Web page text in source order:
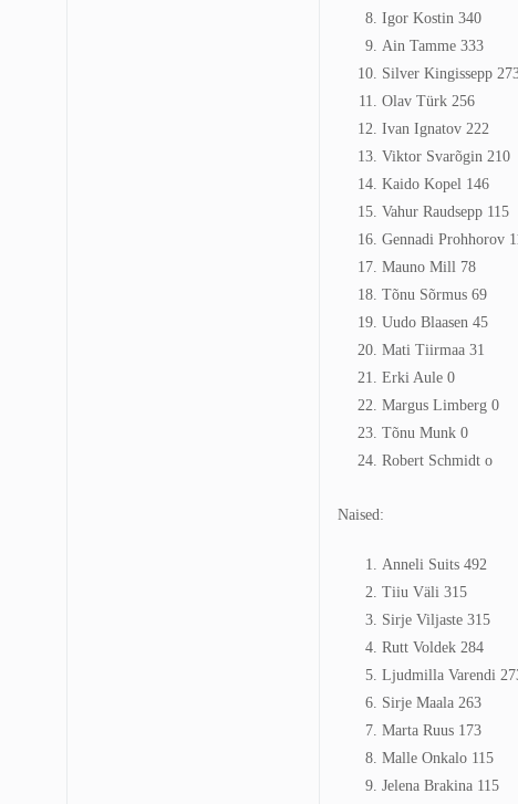
Igor Kostin 340
Ain Tamme 333
Silver Kingissepp
Olav Türk 256
Ivan Ignatov 222
Viktor Svarõgin 210
Kaido Kopel 146
Vahur Raudsepp 115
Gennadi Prohhorov
Mauno Mill 78
Tõnu Sõrmus 69
Uudo Blaasen 45
Mati Tiirmaa 31
Erki Aule 0
Margus Limberg 0
Tõnu Munk 0
Robert Schmidt o
Naised:
Anneli Suits 492
Tiiu Väli 315
Sirje Viljaste 315
Rutt Voldek 284
Ljudmilla Varendi
Sirje Maala 263
Marta Ruus 173
Malle Onkalo 115
Jelena Brakina 115